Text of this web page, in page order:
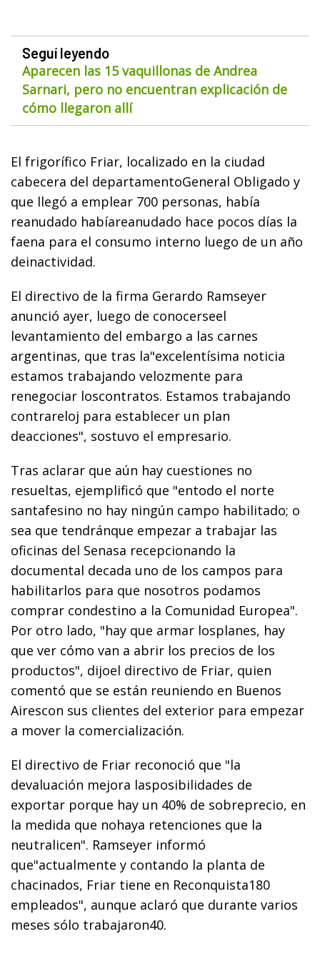
Seguí leyendo
Aparecen las 15 vaquillonas de Andrea
Sarnari, pero no encuentran explicación de
cómo llegaron allí
El frigorífico Friar, localizado en la ciudad
cabecera del departamentoGeneral Obligado y
que llegó a emplear 700 personas, había
reanudado habíareanudado hace pocos días la
faena para el consumo interno luego de un año
deinactividad.
El directivo de la firma Gerardo Ramseyer
anunció ayer, luego de conocerseel
levantamiento del embargo a las carnes
argentinas, que tras la"excelentísima noticia
estamos trabajando velozmente para
renegociar loscontratos. Estamos trabajando
contrareloj para establecer un plan
deacciones", sostuvo el empresario.
Tras aclarar que aún hay cuestiones no
resueltas, ejemplificó que "entodo el norte
santafesino no hay ningún campo habilitado; o
sea que tendránque empezar a trabajar las
oficinas del Senasa recepcionando la
documental decada uno de los campos para
habilitarlos para que nosotros podamos
comprar condestino a la Comunidad Europea".
Por otro lado, "hay que armar losplanes, hay
que ver cómo van a abrir los precios de los
productos", dijoel directivo de Friar, quien
comentó que se están reuniendo en Buenos
Airescon sus clientes del exterior para empezar
a mover la comercialización.
El directivo de Friar reconoció que "la
devaluación mejora lasposibilidades de
exportar porque hay un 40% de sobreprecio, en
la medida que nohaya retenciones que la
neutralicen". Ramseyer informó
que"actualmente y contando la planta de
chacinados, Friar tiene en Reconquista180
empleados", aunque aclaró que durante varios
meses sólo trabajaron40.